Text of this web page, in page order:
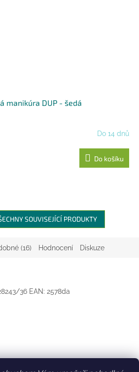
manikúra DUP - šedá
Do 14 dnů
Do košíku
SOUVISEJÍCÍ PRODUKTY
(16) Hodnocení Diskuze
36 EAN: 2578da